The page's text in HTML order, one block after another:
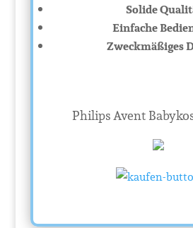
Solide
Einfache
Zweckmäßiges
Philips Avent